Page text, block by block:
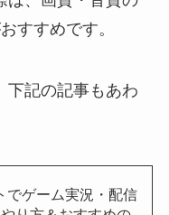
すすめです。
下記の記事もあわ
でゲーム実況・配信